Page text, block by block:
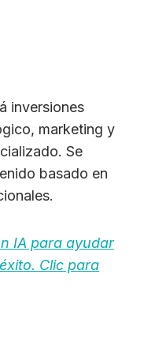
inversiones
marketing y
Se
basado en
IA para ayudar
Clic para